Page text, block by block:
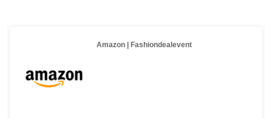
Amazon | Fashiondealevent